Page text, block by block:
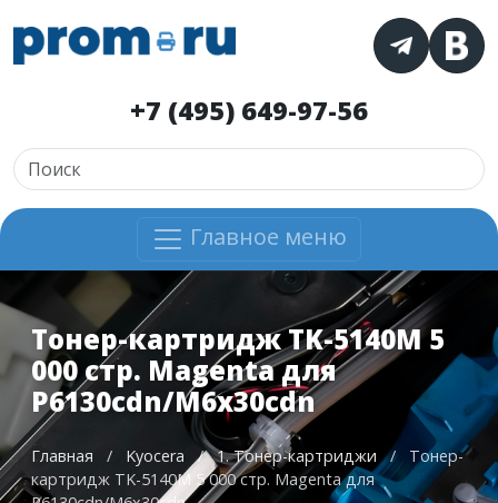
+7 (495) 649-97-56
Главное меню
Тонер-картридж TK-5140M 5
000 стр. Magenta для
P6130cdn/M6x30cdn
Главная / Kyocera / 1. Тонер-картриджи /
Тонер-
картридж TK-5140M 5 000 стр. Magenta для